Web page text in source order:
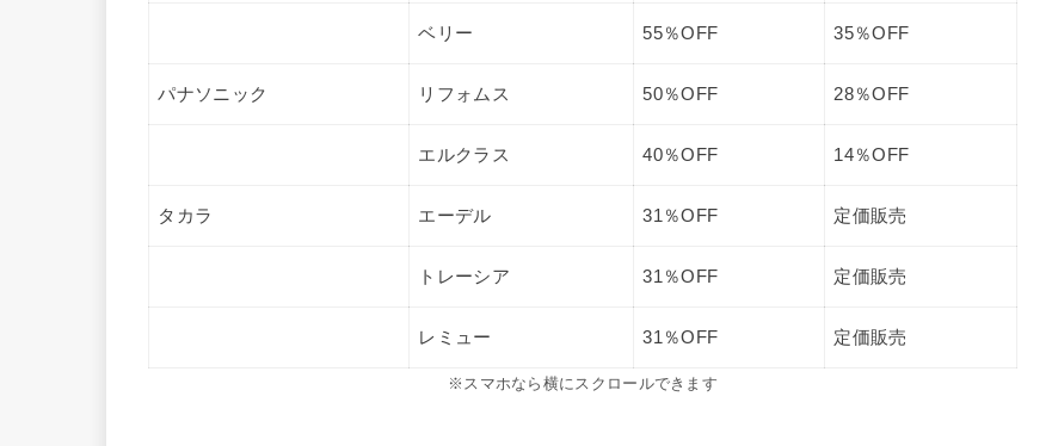
ベリー 55％OFF 35％OFF
パナソニック リフォムス 50％OFF 28％OFF
エルクラス 40％OFF 14％OFF
タカラ エーデル 31％OFF 定価販売
トレーシア 31％OFF 定価販売
レミュー 31％OFF 定価販売
※スマホなら横にスクロールできます